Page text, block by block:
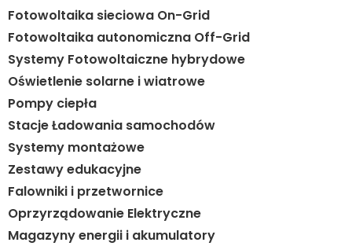
Fotowoltaika sieciowa On-Grid
Fotowoltaika autonomiczna Off-Grid
Systemy Fotowoltaiczne hybrydowe
Oświetlenie solarne i wiatrowe
Pompy ciepła
Stacje Ładowania samochodów
Systemy montażowe
Zestawy edukacyjne
Falowniki i przetwornice
Oprzyrządowanie Elektryczne
Magazyny energii i akumulatory